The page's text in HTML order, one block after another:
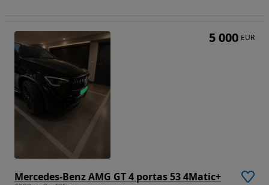
Mercedes-Benz AMG GT 4 portas 53 4Matic+
5 000 EUR